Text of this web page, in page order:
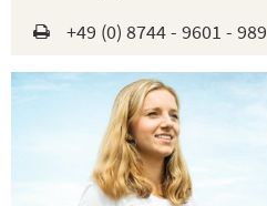
+49 (0) 8744 - 9601 - 989